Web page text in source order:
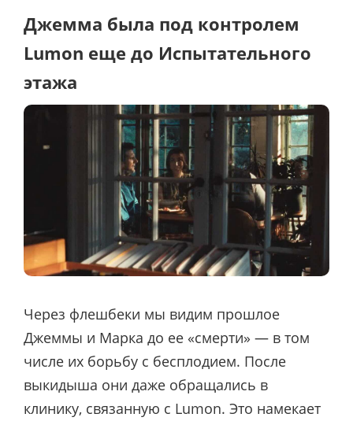
Джемма была под контролем
Lumon еще до Испытательного
этажа
Через флешбеки мы видим прошлое
Джеммы и Марка до ее «смерти» — в том
числе их борьбу с бесплодием. После
выкидыша они даже обращались в
клинику, связанную с Lumon. Это намекает